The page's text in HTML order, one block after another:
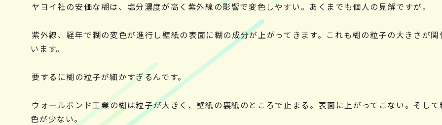
ヤヨイ社の安価な糊は、塩分濃度が高く紫外線の影響で変色しやすい。あくまでも個人の見解ですが。
紫外線、経年で糊の変色が進行し壁紙の表面に糊の成分が上がってきます。これも糊の粒子の大きさが
います。
要するに糊の粒子が細かすぎるんです。
ウォールボンド工業の糊は粒子が大きく、壁紙の裏紙のところで止まる。表面に上がってこない。そし
色が少ない。